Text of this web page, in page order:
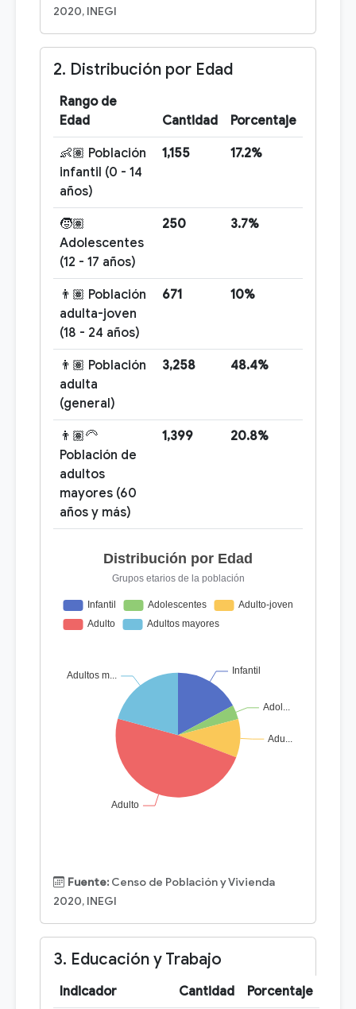
2020, INEGI
2. Distribución por Edad
Rango de
Edad
Cantidad Porcentaje
👶🏽 Población
infantil (0 - 14
años)
1,155 17.2%
🧒🏽
Adolescentes
(12 - 17 años)
250 3.7%
👨🏽 Población
adulta-joven
(18 - 24 años)
671 10%
👨🏽 Población
adulta
(general)
3,258 48.4%
👨🏽‍🦳
Población de
adultos
mayores (60
años y más)
1,399 20.8%
Fuente: Censo de Población y Vivienda
2020, INEGI
3. Educación y Trabajo
Indicador Cantidad Porcentaje